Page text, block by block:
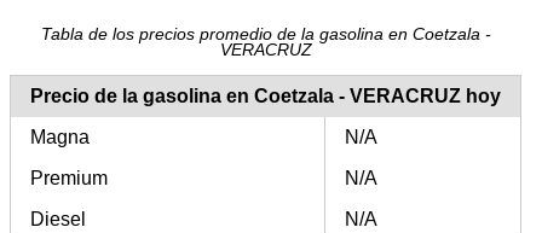
Tabla de los precios promedio de la gasolina en Coetzala -
VERACRUZ
Precio de la gasolina en Coetzala - VERACRUZ hoy
Magna
N/A
Premium
N/A
Diesel
N/A